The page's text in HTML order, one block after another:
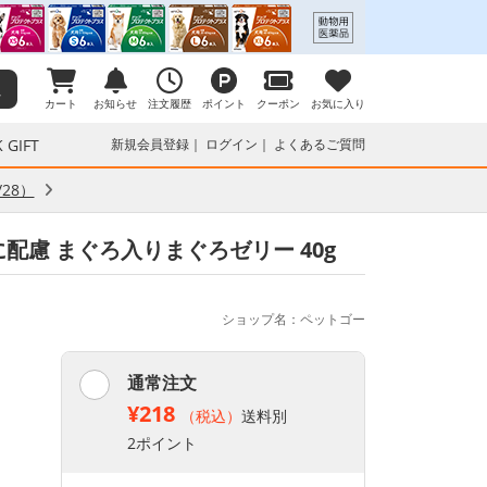
カート お知らせ 注文履歴 ポイント クーポン お気に入り
GIFT 新規会員登録 ログイン よくあるご質問
）
慮 まぐろ入りまぐろゼリー 40g
ショップ名：ペットゴー
通常注文
¥218 （税込） 送料別
2ポイント